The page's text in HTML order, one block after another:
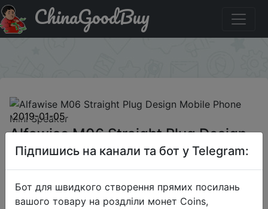
Купити по знижці GBexhf128 Alfawise M06 Straight Plug
Design Mobile Phone Mini Speaker
ChinaGoodBuy
2019-01-05
Alfawise M06 Straight Plug Design
Mobile Phone Mini Speaker
$2.99
Підпишись на канали та бот у Telegram:
Бот для швидкого створення прямих посилань
вашого товару на роздліли монет Coins,